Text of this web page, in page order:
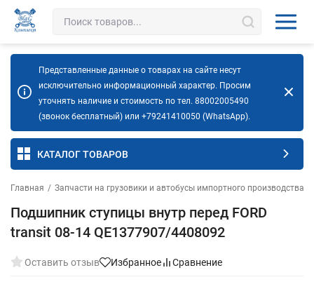
Представленные данные о товарах на сайте несут
исключительно информационный характер. Просим
уточнять наличие и стоимость по тел. 88002005490
(звонок бесплатный) или +79241410050 (WhatsApp).
КАТАЛОГ ТОВАРОВ
Главная / Запчасти на грузовики и автобусы импортного производства
Подшипник ступицы внутр перед FORD
transit 08-14 QE1377907/4408092
Оставить отзыв Избранное Сравнение